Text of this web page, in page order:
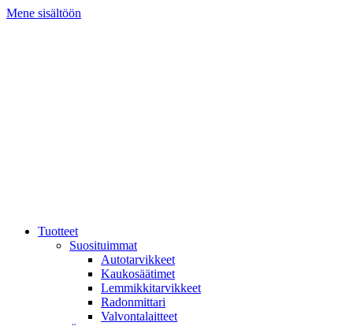
Mene sisältöön
Tuotteet
Suosituimmat
Autotarvikkeet
Kaukosäätimet
Lemmikkitarvikkeet
Radonmittari
Valvontalaitteet